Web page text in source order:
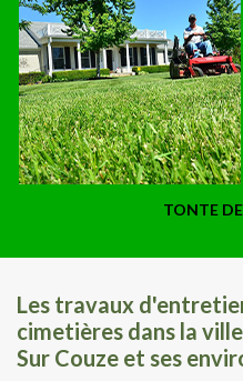
TONTE
Les travaux
cimetières dans la
Sur Couze et ses